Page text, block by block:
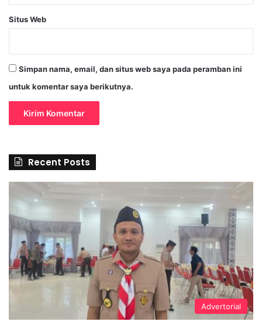
Situs Web
Simpan nama, email, dan situs web saya pada peramban ini
untuk komentar saya berikutnya.
Recent Posts
Advertorial